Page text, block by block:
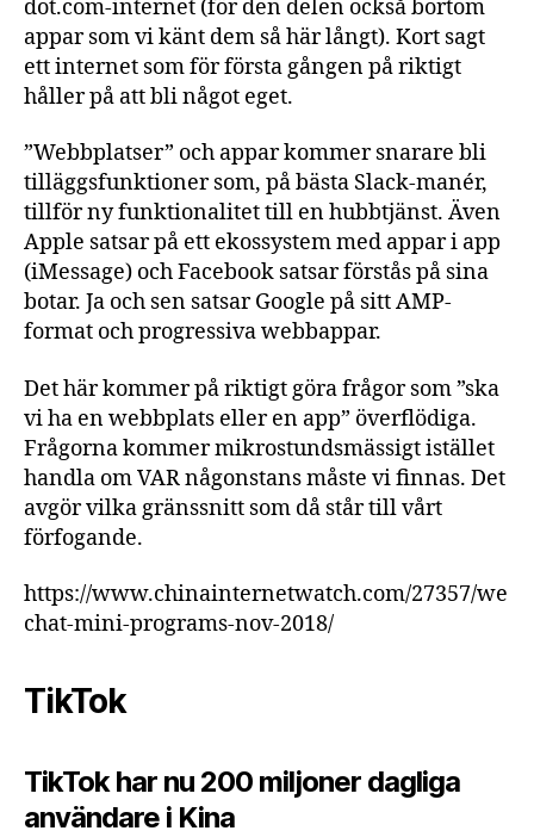
dot.com-internet (för den delen också bortom
appar som vi känt dem så här långt). Kort sagt
ett internet som för första gången på riktigt
håller på att bli något eget.
”Webbplatser” och appar kommer snarare bli
tilläggsfunktioner som, på bästa Slack-manér,
tillför ny funktionalitet till en hubbtjänst. Även
Apple satsar på ett ekossystem med appar i app
(iMessage) och Facebook satsar förstås på sina
botar. Ja och sen satsar Google på sitt AMP-
format och progressiva webbappar.
Det här kommer på riktigt göra frågor som ”ska
vi ha en webbplats eller en app” överflödiga.
Frågorna kommer mikrostundsmässigt istället
handla om VAR någonstans måste vi finnas. Det
avgör vilka gränssnitt som då står till vårt
förfogande.
https://www.chinainternetwatch.com/27357/we
chat-mini-programs-nov-2018/
TikTok
TikTok har nu 200 miljoner dagliga
användare i Kina